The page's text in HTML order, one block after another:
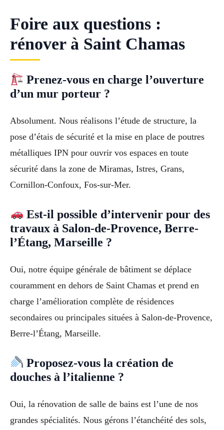
Foire aux questions :
rénover à Saint Chamas
Prenez-vous en charge l’ouverture
d’un mur porteur ?
Absolument. Nous réalisons l’étude de structure, la
pose d’étais de sécurité et la mise en place de poutres
métalliques IPN pour ouvrir vos espaces en toute
sécurité dans la zone de Miramas, Istres, Grans,
Cornillon-Confoux, Fos-sur-Mer.
Est-il possible d’intervenir pour des
travaux à Salon-de-Provence, Berre-
l’Étang, Marseille ?
Oui, notre équipe générale de bâtiment se déplace
couramment en dehors de Saint Chamas et prend en
charge l’amélioration complète de résidences
secondaires ou principales situées à Salon-de-Provence,
Berre-l’Étang, Marseille.
Proposez-vous la création de
douches à l’italienne ?
Oui, la rénovation de salle de bains est l’une de nos
grandes spécialités. Nous gérons l’étanchéité des sols,